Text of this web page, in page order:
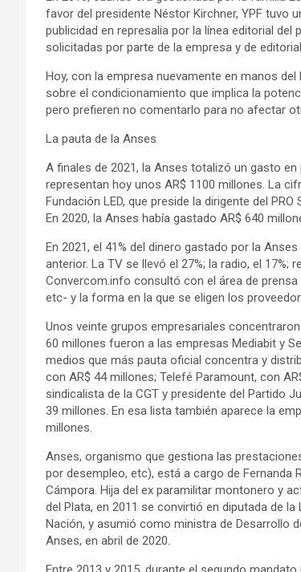
favor del presidente Néstor Kirchner, YPF tuvo
publicidad en represalia por la línea editorial
solicitadas por parte de la empresa y de
Hoy, con la empresa nuevamente en manos
sobre el condicionamiento que implica la
pero prefieren no comentarlo para no afectar
La pauta de la Anses
A finales de 2021, la Anses totalizó un gasto
representan hoy unos AR$ 1100 millones. La
Fundación LED, que preside la dirigente del
En 2020, la Anses había gastado AR$ 640
En 2021, el 41% del dinero gastado por la
anterior. La TV se llevó el 27%; la radio, el 17%;
Convercom.info consultó con el área de
etc- y la forma en la que se eligen los
Unos veinte grupos empresariales
60 millones fueron a las empresas Mediabit y
medios que más pauta oficial concentra y
con AR$ 44 millones; Telefé Paramount, con
sindicalista de la CGT y presidente del Partido
39 millones. En esa lista también aparece la
millones.
Anses, organismo que gestiona las
por desempleo, etc), está a cargo de Fernanda
Cámpora. Hija del ex paramilitar montonero y
del Plata, en 2011 se convirtió en diputada de
Nación, y asumió como ministra de Desarrollo
Anses, en abril de 2020.